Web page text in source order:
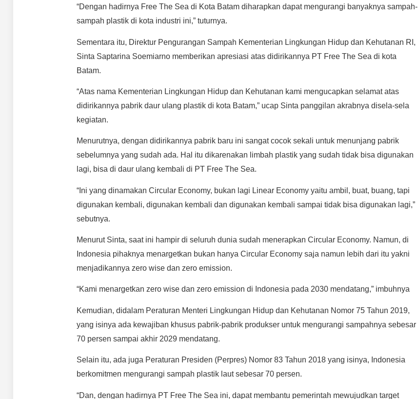
“Dengan hadirnya Free The Sea di Kota Batam diharapkan dapat mengurangi banyaknya sampah-
sampah plastik di kota industri ini,” tuturnya.
Sementara itu, Direktur Pengurangan Sampah Kementerian Lingkungan Hidup dan Kehutanan RI,
Sinta Saptarina Soemiarno memberikan apresiasi atas didirikannya PT Free The Sea di kota
Batam.
“Atas nama Kementerian Lingkungan Hidup dan Kehutanan kami mengucapkan selamat atas
didirikannya pabrik daur ulang plastik di kota Batam,” ucap Sinta panggilan akrabnya disela-sela
kegiatan.
Menurutnya, dengan didirikannya pabrik baru ini sangat cocok sekali untuk menunjang pabrik
sebelumnya yang sudah ada. Hal itu dikarenakan limbah plastik yang sudah tidak bisa digunakan
lagi, bisa di daur ulang kembali di PT Free The Sea.
“Ini yang dinamakan Circular Economy, bukan lagi Linear Economy yaitu ambil, buat, buang, tapi
digunakan kembali, digunakan kembali dan digunakan kembali sampai tidak bisa digunakan lagi,”
sebutnya.
Menurut Sinta, saat ini hampir di seluruh dunia sudah menerapkan Circular Economy. Namun, di
Indonesia pihaknya menargetkan bukan hanya Circular Economy saja namun lebih dari itu yakni
menjadikannya zero wise dan zero emission.
“Kami menargetkan zero wise dan zero emission di Indonesia pada 2030 mendatang,” imbuhnya
Kemudian, didalam Peraturan Menteri Lingkungan Hidup dan Kehutanan Nomor 75 Tahun 2019,
yang isinya ada kewajiban khusus pabrik-pabrik produkser untuk mengurangi sampahnya sebesar
70 persen sampai akhir 2029 mendatang.
Selain itu, ada juga Peraturan Presiden (Perpres) Nomor 83 Tahun 2018 yang isinya, Indonesia
berkomitmen mengurangi sampah plastik laut sebesar 70 persen.
“Dan, dengan hadirnya PT Free The Sea ini, dapat membantu pemerintah mewujudkan target